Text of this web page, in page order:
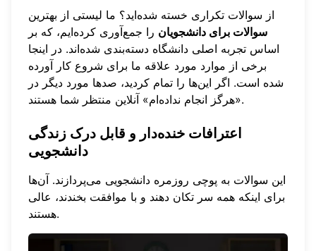
از سوالات تکراری خسته شده‌اید؟ ما لیستی از بهترین
سوالات برای دانشجویان را جمع‌آوری کرده‌ایم، که بر
اساس تجربه اصلی دانشگاه دسته‌بندی شده‌اند. در اینجا
برخی از موارد مورد علاقه ما برای شروع کار آورده
شده است. اگر این‌ها را تمام کردید، صدها مورد دیگر در
«هرگز انجام نداده‌ام» آنلاینمنتظر شما هستند.
اعترافات خنده‌دار و قابل درک زندگی
دانشجویی
این سوالات به پوچی روزمره دانشجویی می‌پردازند. آن‌ها
برای اینکه همه سر تکان دهند و با موافقت بخندند، عالی
هستند.